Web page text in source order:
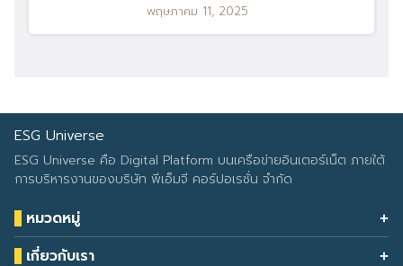
พฤษภาคม 11, 2025
ESG Universe
ESG Universe คือ Digital Platform บนเครือข่ายอินเตอร์เน็ต ภายใต้
การบริหารงานของบริษัท พีเอ็มจี คอร์ปอเรชั่น จำกัด
หมวดหมู่
Health & Wellness
เกี่ยวกับเรา